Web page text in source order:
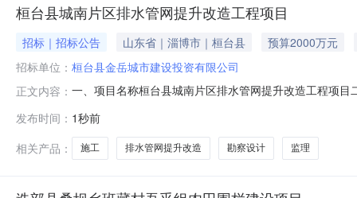
桓台县城南片区排水管网提升改造工程项目
招标｜招标公告 山东省｜淄博市｜桓台县
预算2000万元
招标单位： 桓台县金岳城市建设投资有限公司
正文内容： 一、项目名称桓台县城南片区排水管网提升改造工程项
（%）/九、备注本招标计划仅作为潜在投标人提前了解
目
发布时间： 1秒前
相关产品：
施工 排水管网提升改造 勘察设计 监理